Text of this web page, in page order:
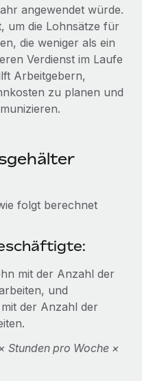
von
Aufgaben
bestehende Abläufe
mit Remote über unser
Business-
für wachsende
Großunternehmen
HR-Funktionen in deine
Partnerschaft
und
Freelancer:innen
Qualifikationen
angewendet würde.
um die Lohnsätze für
die weniger als ein
Verdienst im Laufe
Arbeitgebern,
zu planen und
folgt berechnet
mit der Anzahl der
und
der Anzahl der
Stunden pro Woche ×